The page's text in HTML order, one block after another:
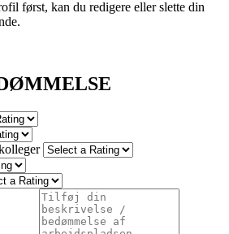
først, kan du redigere eller slette din